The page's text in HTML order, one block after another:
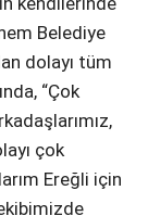
Belediye
dolayı tüm
“Çok
çok
Ereğli için